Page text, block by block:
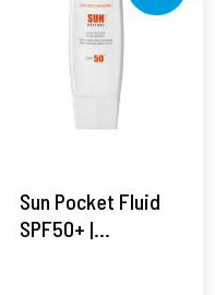
Sun Pocket Fluid
SPF50+ |